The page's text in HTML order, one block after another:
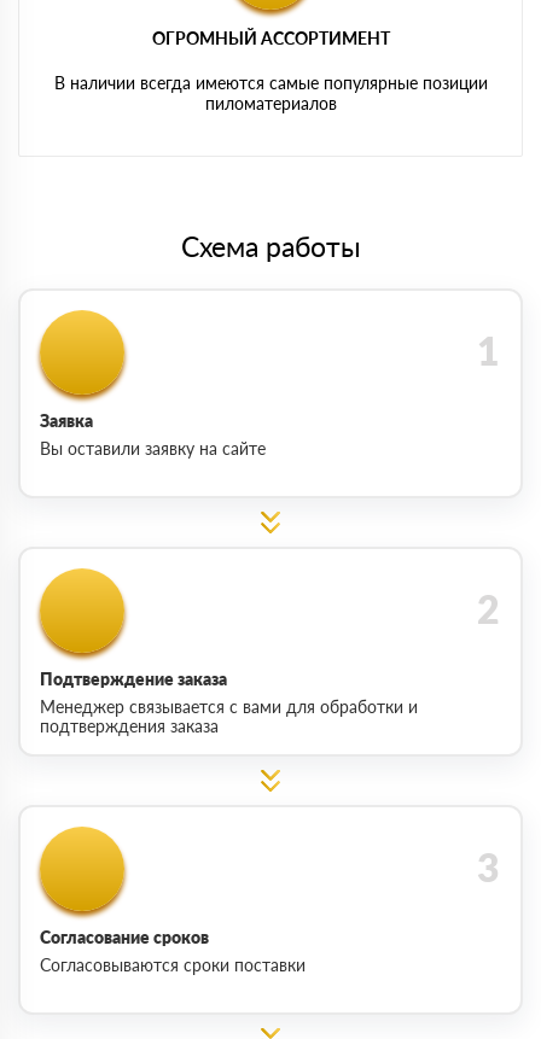
ОГРОМНЫЙ АССОРТИМЕНТ
В наличии всегда имеются самые популярные позиции
пиломатериалов
Схема работы
Заявка
Вы оставили заявку на сайте
Подтверждение заказа
Менеджер связывается с вами для обработки и
подтверждения заказа
Согласование сроков
Согласовываются сроки поставки